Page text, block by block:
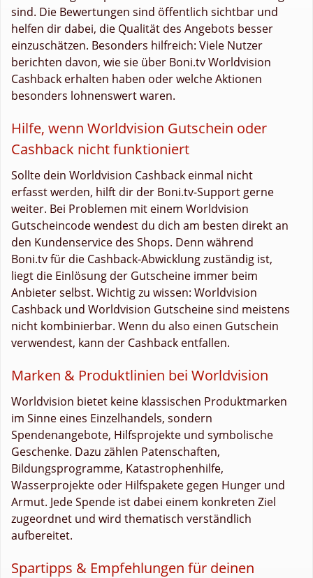
sind. Die Bewertungen sind öffentlich sichtbar und
helfen dir dabei, die Qualität des Angebots besser
einzuschätzen. Besonders hilfreich: Viele Nutzer
berichten davon, wie sie über Boni.tv Worldvision
Cashback erhalten haben oder welche Aktionen
besonders lohnenswert waren.
Hilfe, wenn Worldvision Gutschein oder
Cashback nicht funktioniert
Sollte dein Worldvision Cashback einmal nicht
erfasst werden, hilft dir der Boni.tv-Support gerne
weiter. Bei Problemen mit einem Worldvision
Gutscheincode wendest du dich am besten direkt an
den Kundenservice des Shops. Denn während
Boni.tv für die Cashback-Abwicklung zuständig ist,
liegt die Einlösung der Gutscheine immer beim
Anbieter selbst. Wichtig zu wissen: Worldvision
Cashback und Worldvision Gutscheine sind meistens
nicht kombinierbar. Wenn du also einen Gutschein
verwendest, kann der Cashback entfallen.
Marken & Produktlinien bei Worldvision
Worldvision bietet keine klassischen Produktmarken
im Sinne eines Einzelhandels, sondern
Spendenangebote, Hilfsprojekte und symbolische
Geschenke. Dazu zählen Patenschaften,
Bildungsprogramme, Katastrophenhilfe,
Wasserprojekte oder Hilfspakete gegen Hunger und
Armut. Jede Spende ist dabei einem konkreten Ziel
zugeordnet und wird thematisch verständlich
aufbereitet.
Spartipps & Empfehlungen für deinen